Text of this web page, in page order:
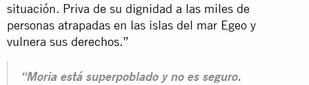
situación. Priva de su dignidad a las miles de
personas atrapadas en las islas del mar Egeo y
vulnera sus derechos.”
“Moria está superpoblado y no es seguro.